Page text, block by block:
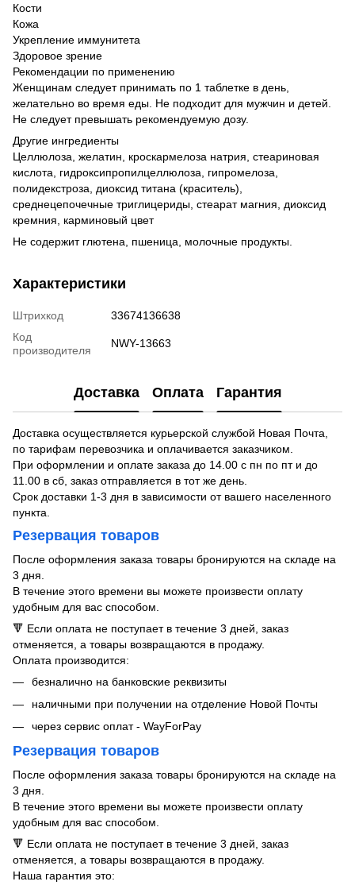
Кости
Кожа
Укрепление иммунитета
Здоровое зрение
Рекомендации по применению
Женщинам следует принимать по 1 таблетке в день,
желательно во время еды. Не подходит для мужчин и детей.
Не следует превышать рекомендуемую дозу.
Другие ингредиенты
Целлюлоза, желатин, кроскармелоза натрия, стеариновая
кислота, гидроксипропилцеллюлоза, гипромелоза,
полидекстроза, диоксид титана (краситель),
среднецепочечные триглицериды, стеарат магния, диоксид
кремния, карминовый цвет
Не содержит глютена, пшеница, молочные продукты.
Характеристики
Штрихкод
33674136638
Код
производителя
NWY-13663
Доставка Оплата Гарантия
Доставка осуществляется курьерской службой Новая Почта,
по тарифам перевозчика и оплачивается заказчиком.
При оформлении и оплате заказа до 14.00 с пн по пт и до
11.00 в сб, заказ отправляется в тот же день.
Срок доставки 1-3 дня в зависимости от вашего населенного
пункта.
Резервация товаров
После оформления заказа товары бронируются на складе на
3 дня.
В течение этого времени вы можете произвести оплату
удобным для вас способом.
🔻 Если оплата не поступает в течение 3 дней, заказ
отменяется, а товары возвращаются в продажу.
Оплата производится:
безналично на банковские реквизиты
наличными при получении на отделение Новой Почты
через сервис оплат - WayForPay
Резервация товаров
После оформления заказа товары бронируются на складе на
3 дня.
В течение этого времени вы можете произвести оплату
удобным для вас способом.
🔻 Если оплата не поступает в течение 3 дней, заказ
отменяется, а товары возвращаются в продажу.
Наша гарантия это: